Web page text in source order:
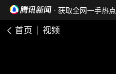
· 获取全网一手热点
首页 视频